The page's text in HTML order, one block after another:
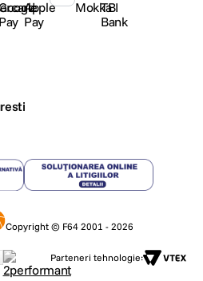
Copyright © F64 2001 - 2026
Parteneri tehnologie: